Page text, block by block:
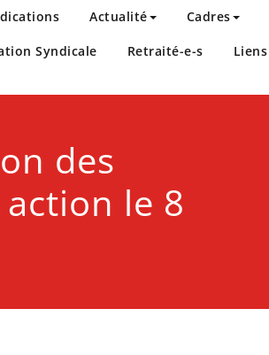
de Lille
Actualité Cadres
Syndicale Retraité-e-s Liens
des
le 8